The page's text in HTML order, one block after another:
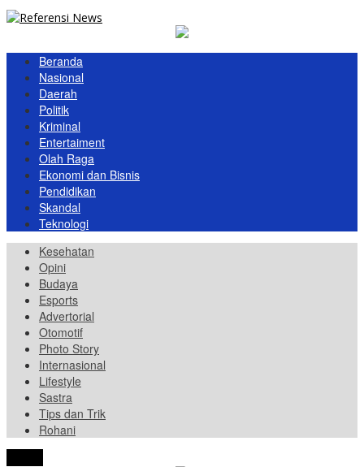
Beranda
Nasional
Daerah
Politik
Kriminal
Entertaiment
Olah Raga
Ekonomi dan Bisnis
Pendidikan
Skandal
Teknologi
Kesehatan
Opini
Budaya
Esports
Advertorial
Otomotif
Photo Story
Internasional
Lifestyle
Sastra
Tips dan Trik
Rohani